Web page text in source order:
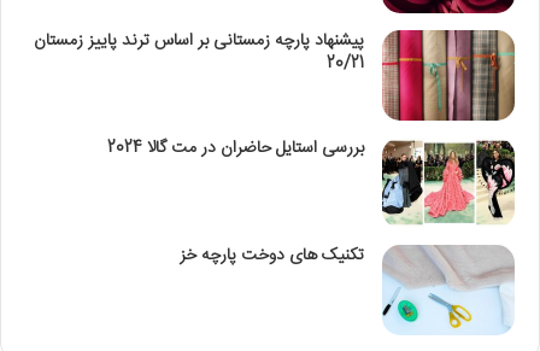
پیشنهاد پارچه زمستانی بر اساس ترند پاییز زمستان
20/21
بررسی استایل حاضران در مت گالا 2024
تکنیک‌ های دوخت پارچه خز